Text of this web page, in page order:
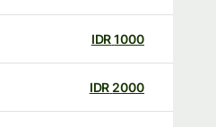
1000
IDR
2000
IDR